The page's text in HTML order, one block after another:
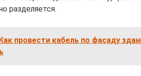
разделяется.
провести кабель по фасаду